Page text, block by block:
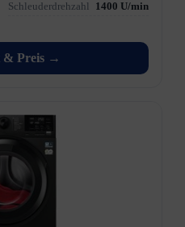
Schleuderdrehzahl 1400 U/min
& Preis →